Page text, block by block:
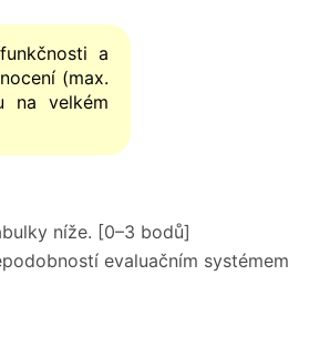
a
(max.
na velkém
níže. [0–3 bodů]
evaluačním systémem